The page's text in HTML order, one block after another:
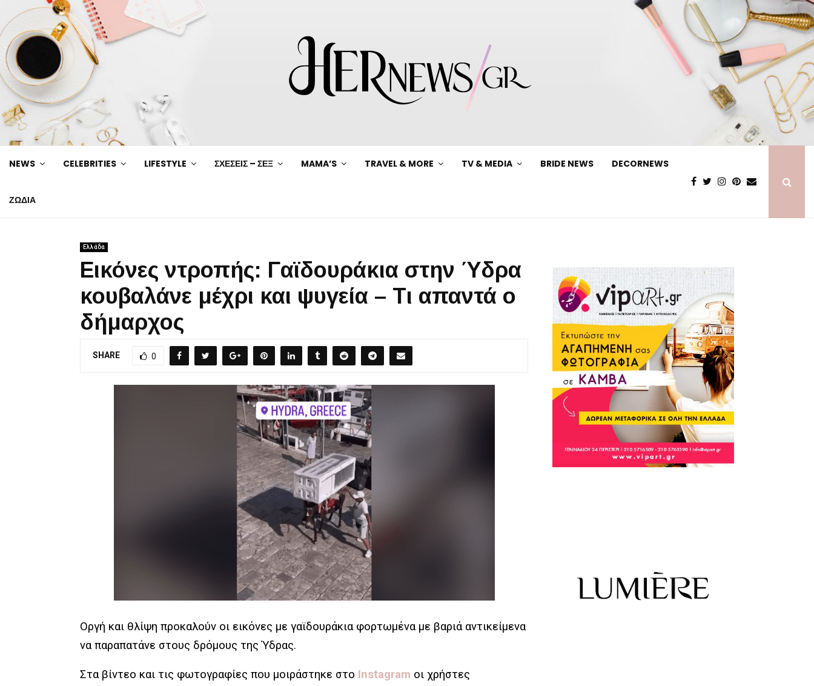
NEWS CELEBRITIES LIFESTYLE ΣΧΕΣΕΙΣ – ΣΕΞ MAMA’S TRAVEL & MORE TV & MEDIA BRIDE NEWS DECORNEWS
ΖΩΔΙΑ
Ελλάδα
Εικόνες ντροπής: Γαϊδουράκια στην Ύδρα
κουβαλάνε μέχρι και ψυγεία – Tι απαντά ο
δήμαρχος
SHARE 0
Οργή και θλίψη προκαλούν οι εικόνες με γαϊδουράκια φορτωμένα με βαριά αντικείμενα
να παραπατάνε στους δρόμους της Ύδρας.
Στα βίντεο και τις φωτογραφίες που μοιράστηκε στο Instagram οι χρήστες